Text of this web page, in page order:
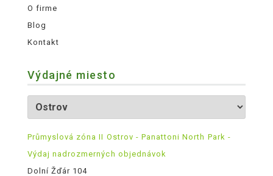
O firme
Blog
Kontakt
Výdajné miesto
Průmyslová zóna II Ostrov - Panattoni North Park -
Výdaj nadrozmerných objednávok
Dolní Žďár 104